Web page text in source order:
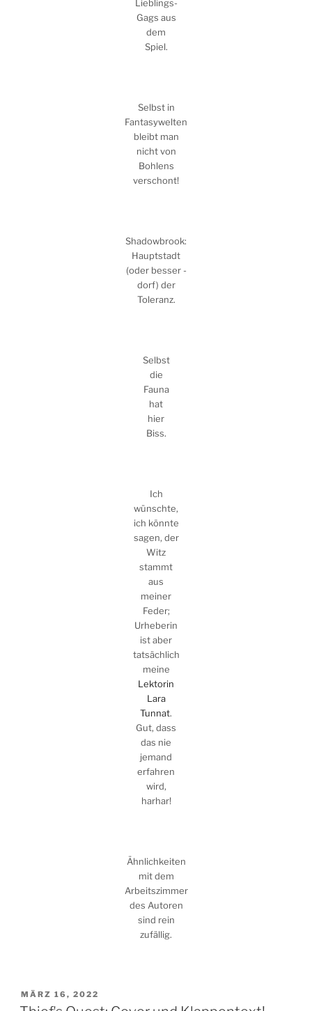
Lieblings-
Gags aus
dem
Spiel.
Selbst in
Fantasywelten
bleibt man
nicht von
Bohlens
verschont!
Shadowbrook:
Hauptstadt
(oder besser -
dorf) der
Toleranz.
Selbst
die
Fauna
hat
hier
Biss.
Ich
wünschte,
ich könnte
sagen, der
Witz
stammt
aus
meiner
Feder;
Urheberin
ist aber
tatsächlich
meine
Lektorin
Lara
Tunnat.
Gut, dass
das nie
jemand
erfahren
wird,
harhar!
Ähnlichkeiten
mit dem
Arbeitszimmer
des Autoren
sind rein
zufällig.
VERÖFFENTLICHT
AM
MÄRZ 16, 2022